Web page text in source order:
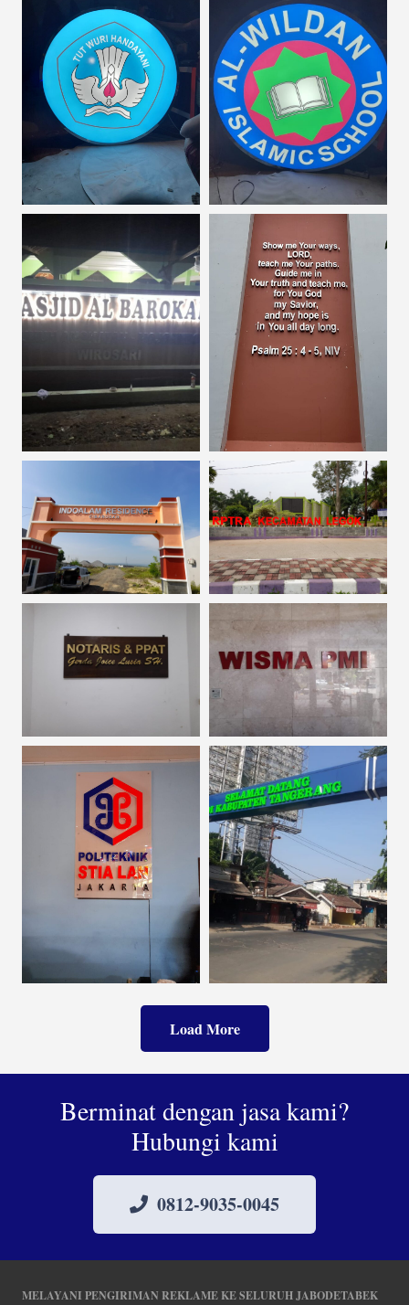
Load More
Berminat dengan jasa kami?
Hubungi kami
0812-9035-0045
MELAYANI PENGIRIMAN REKLAME KE SELURUH JABODETABEK